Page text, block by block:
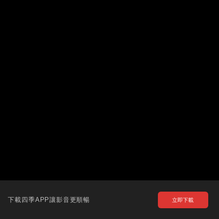
下載四季APP讓影音更順暢 立即下載